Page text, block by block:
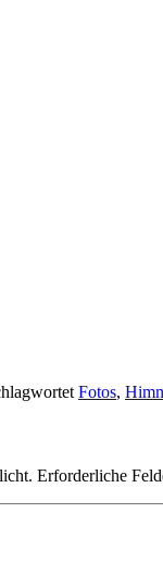
Fotos,
Erforderliche